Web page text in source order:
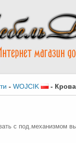
- WOJCIK -
с под.механизмом